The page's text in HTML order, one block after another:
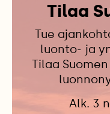
Tilaa
Tue
luonto- ja
Tilaa
Alk. 3